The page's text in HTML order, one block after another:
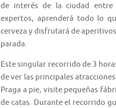
de interés de la ciudad entre
expertos, aprenderá todo lo
cerveza y disfrutará de
parada.
Este singular recorrido de 3
de ver las principales
Praga a pie, visite pequeñas
de catas. Durante el recorrido